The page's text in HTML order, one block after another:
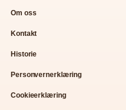
Om oss
Kontakt
Historie
Personvernerklæring
Cookieerklæring